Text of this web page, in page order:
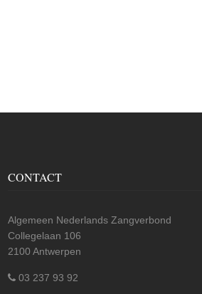
CONTACT
Algemeen Nederlands Zangverbond
Collegelaan 106
2100 Antwerpen
03 237 93 92